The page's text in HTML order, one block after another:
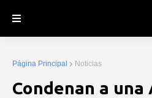
Página Principal Noticias
Condenan a una